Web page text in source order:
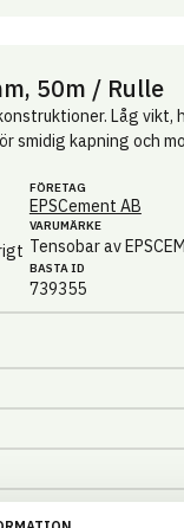
50m / Rulle
Låg
smidig kapning och
FÖRETAG
EPSCement AB
VARUMÄRKE
Tensobar av
BASTA ID
739355